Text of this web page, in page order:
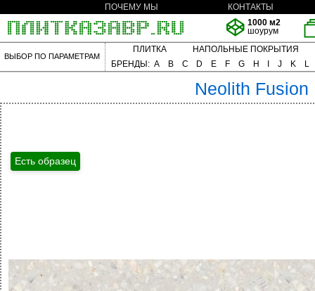
ПОЧЕМУ МЫ
КОНТАКТЫ
1000 м2
шоурум
ВЫБОР ПО ПАРАМЕТРАМ
ПЛИТКА
НАПОЛЬНЫЕ ПОКРЫТИЯ
БРЕНДЫ: A B C D E F G H J K L
Neolith Fusion
Есть образец